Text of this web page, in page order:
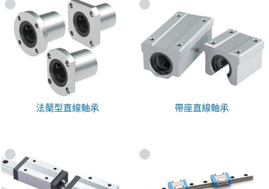
法蘭型直線軸承 帶座直線軸承